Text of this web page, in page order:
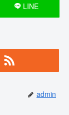
LINE
admin